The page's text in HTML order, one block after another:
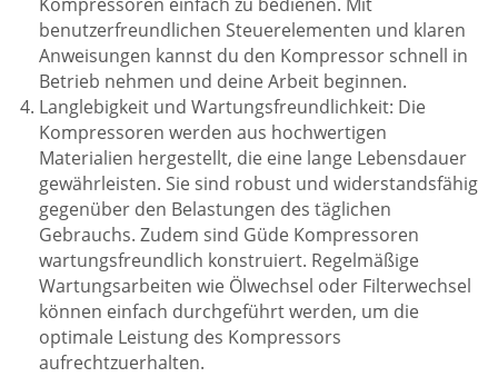
benutzerfreundlichen Steuerelementen und klaren
Anweisungen kannst du den Kompressor schnell in
Betrieb nehmen und deine Arbeit beginnen.
Langlebigkeit und Wartungsfreundlichkeit: Die
Kompressoren werden aus hochwertigen
Materialien hergestellt, die eine lange Lebensdauer
gewährleisten. Sie sind robust und widerstandsfähig
gegenüber den Belastungen des täglichen
Gebrauchs. Zudem sind Güde Kompressoren
wartungsfreundlich konstruiert. Regelmäßige
Wartungsarbeiten wie Ölwechsel oder Filterwechsel
können einfach durchgeführt werden, um die
optimale Leistung des Kompressors
aufrechtzuerhalten.